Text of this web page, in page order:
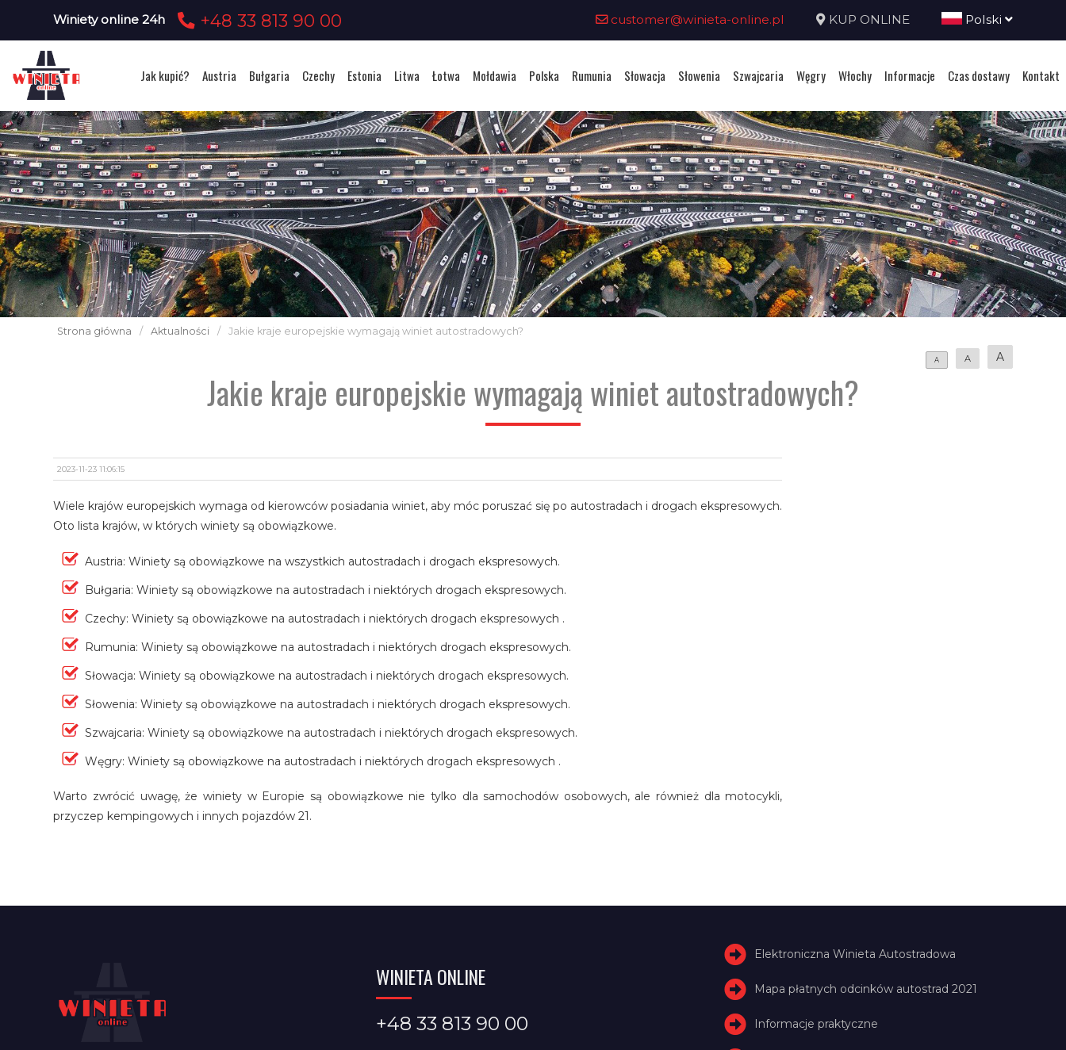
Winiety online 24h +48 33 813 90 00 customer@winieta-online.pl KUP ONLINE Polski
Jak kupić? Austria Bułgaria Czechy Estonia Litwa Łotwa Mołdawia Polska Rumunia Słowacja Słowenia Szwajcaria Węgry Włochy Informacje Czas dostawy Kontakt
Strona główna / Aktualności / Jakie kraje europejskie wymagają winiet autostradowych?
A A A
Jakie kraje europejskie wymagają winiet autostradowych?
2023-11-23 11:06:15
Wiele krajów europejskich wymaga od kierowców posiadania winiet, aby móc poruszać się po autostradach i drogach ekspresowych.
Oto lista krajów, w których winiety są obowiązkowe.
Austria: Winiety są obowiązkowe na wszystkich autostradach i drogach ekspresowych.
Bułgaria: Winiety są obowiązkowe na autostradach i niektórych drogach ekspresowych.
Czechy: Winiety są obowiązkowe na autostradach i niektórych drogach ekspresowych .
Rumunia: Winiety są obowiązkowe na autostradach i niektórych drogach ekspresowych.
Słowacja: Winiety są obowiązkowe na autostradach i niektórych drogach ekspresowych.
Słowenia: Winiety są obowiązkowe na autostradach i niektórych drogach ekspresowych.
Szwajcaria: Winiety są obowiązkowe na autostradach i niektórych drogach ekspresowych.
Węgry: Winiety są obowiązkowe na autostradach i niektórych drogach ekspresowych .
Warto zwrócić uwagę, że winiety w Europie są obowiązkowe nie tylko dla samochodów osobowych, ale również dla motocykli,
przyczep kempingowych i innych pojazdów 21.
WINIETA ONLINE
+48 33 813 90 00
Elektroniczna Winieta Autostradowa
Mapa płatnych odcinków autostrad 2021
Informacje praktyczne